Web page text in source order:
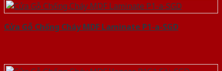
Cửa Gỗ Chống Cháy MDF Laminate P1-a-SGD